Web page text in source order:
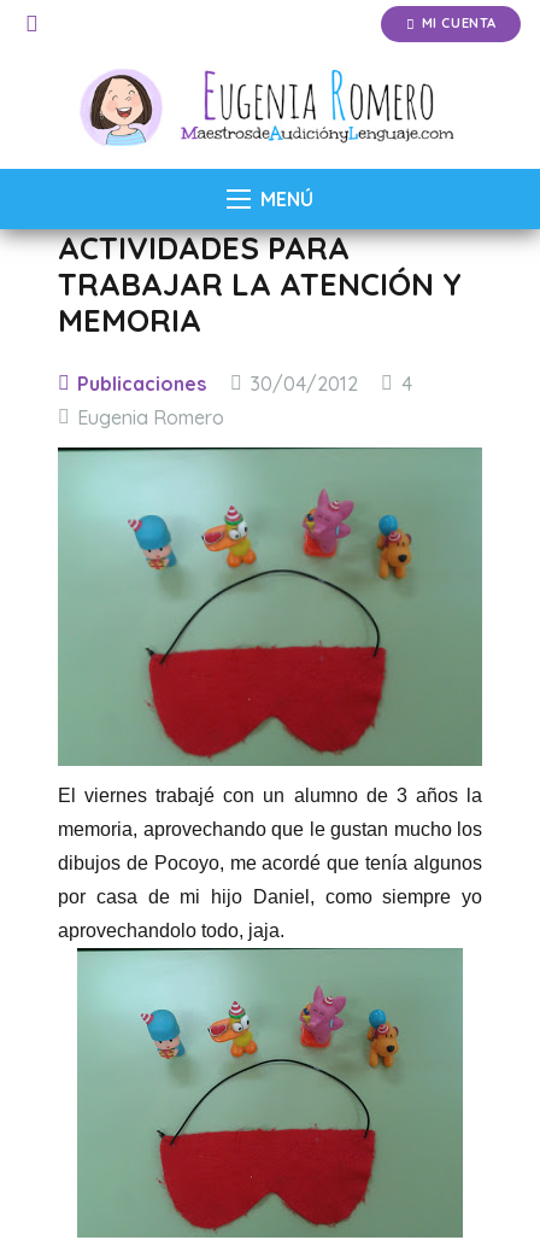
MI CUENTA
MENÚ
ACTIVIDADES PARA
TRABAJAR LA ATENCIÓN Y
MEMORIA
Publicaciones 30/04/2012 4Comentarios
Eugenia Romero
El viernes trabajé con un alumno de 3 años la
memoria, aprovechando que le gustan mucho los
dibujos de Pocoyo, me acordé que tenía algunos
por casa de mi hijo Daniel, como siempre yo
aprovechandolo todo, jaja.